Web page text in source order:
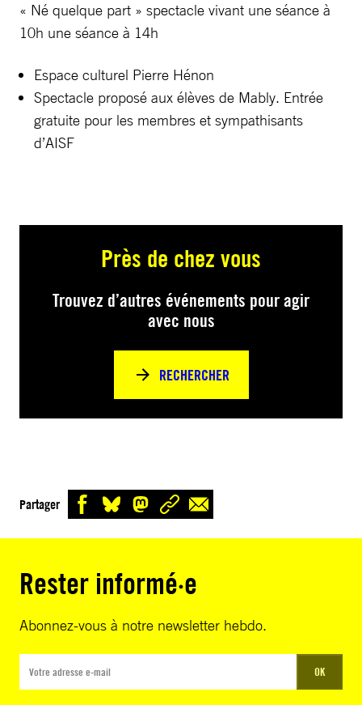
« Né quelque part » spectacle vivant une séance à
10h une séance à 14h
Espace culturel Pierre Hénon
Spectacle proposé aux élèves de Mably. Entrée
gratuite pour les membres et sympathisants
d’AISF
Près de chez vous
Trouvez d’autres événements pour agir
avec nous
RECHERCHER
Partager
Rester informé·e
Abonnez-vous à notre newsletter hebdo.
OK